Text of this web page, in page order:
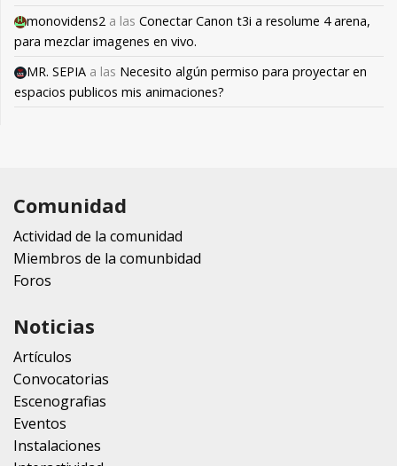
monovidens2 a las Conectar Canon t3i a resolume 4 arena,
para mezclar imagenes en vivo.
MR. SEPIA a las Necesito algún permiso para proyectar en
espacios publicos mis animaciones?
Comunidad
Actividad de la comunidad
Miembros de la comunbidad
Foros
Noticias
Artículos
Convocatorias
Escenografias
Eventos
Instalaciones